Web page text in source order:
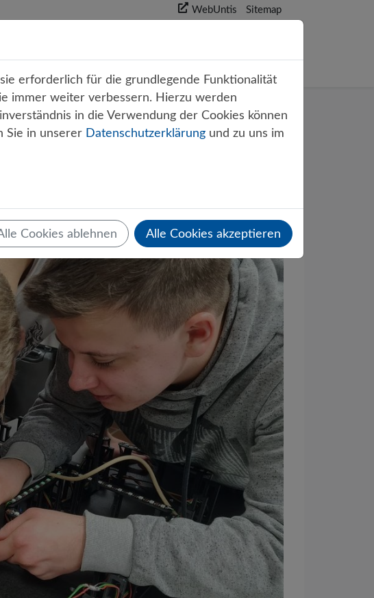
WebUntis Sitemap
erforderlich für die grundlegende Funktionalität
immer weiter verbessern. Hierzu werden
in die Verwendung der Cookies können
Sie in unserer Datenschutzerklärung und zu uns im
Cookies ablehnen Alle Cookies akzeptieren